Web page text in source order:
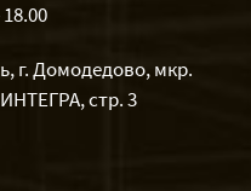
г. Домодедово, мкр.
стр. 3